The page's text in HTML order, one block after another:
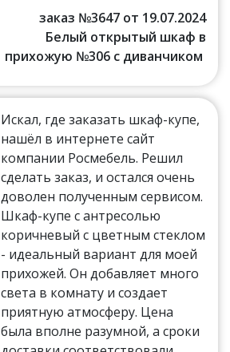
заказ №3647 от 19.07.2024
Белый открытый шкаф в
прихожую №306 с диванчиком
Искал, где заказать шкаф-купе,
нашёл в интернете сайт
компании Росмебель. Решил
сделать заказ, и остался очень
доволен полученным сервисом.
Шкаф-купе с антресолью
коричневый с цветным стеклом
- идеальный вариант для моей
прихожей. Он добавляет много
света в комнату и создает
приятную атмосферу. Цена
была вполне разумной, а сроки